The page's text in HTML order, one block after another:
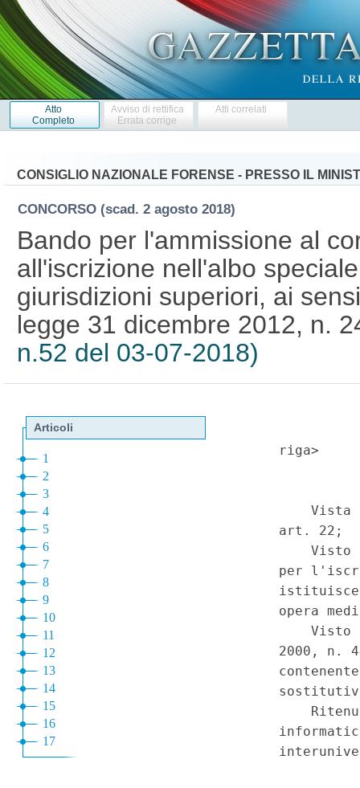
Atto
Completo
Avviso di rettifica
Errata corrige
Atti correlati
CONSIGLIO NAZIONALE FORENSE - PRESSO IL
CONCORSO (scad. 2 agosto 2018)
Bando per l'ammissione al
all'iscrizione nell'albo
giurisdizioni superiori, ai
legge 31 dicembre 2012, n.
n.52 del 03-07-2018)